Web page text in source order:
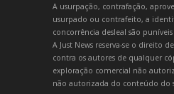
A usurpação, contrafação,
usurpado ou contrafeito, a
concorrência desleal são
A Just News reserva-se o direito
contra os autores de qualquer
exploração comercial não
não autorizada do conteúdo do